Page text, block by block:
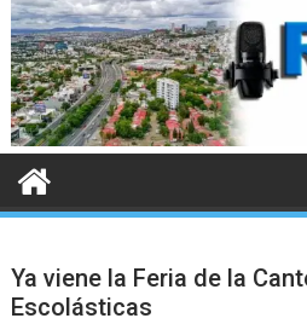
Ya viene la Feria de la
Escolásticas